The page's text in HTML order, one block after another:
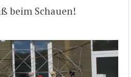
beim Schauen!